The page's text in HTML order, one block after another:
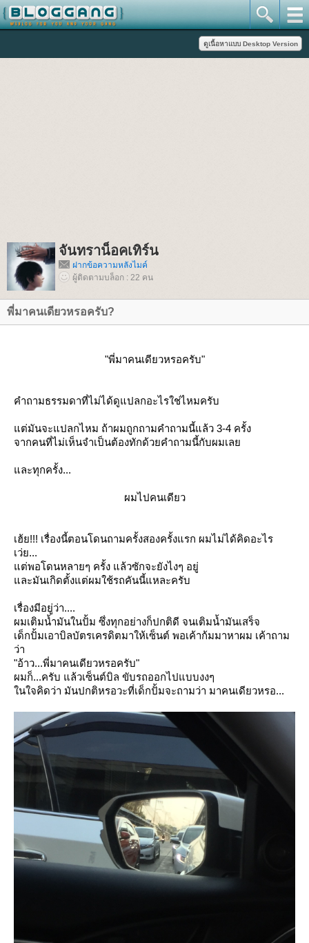
จันทราน็อคเทิร์น
ฝากข้อความหลังไมค์
ผู้ติดตามบล็อก : 22 คน
พี่มาคนเดียวหรอครับ?
"พี่มาคนเดียวหรอครับ"
คำถามธรรมดาที่ไม่ได้ดูแปลกอะไรใช่ไหมครับ
ต่มันจะแปลกไหม ถ้าผมถูกถามคำถามนี้แล้ว 3-4 ครั้ง
จากคนที่ไม่เห็นจำเป็นต้องทักด้วยคำถามนี้กับผมเล
ละทุกครั้ง...
ผมไปคนเดียว
เฮ้ย!!! เรื่องนี้ตอนโดนถามครั้งสองครั้งแรก ผมไม่ได้คิดอะไร
เว่ย...
ต่พอโดนหลายๆ ครั้ง แล้วซักจะยังไงๆ อยู่
ละมันเกิดตั้งแต่ผมใช้รถคันนี้แหละครับ
เรื่องมีอยู่ว่า....
ผมเติมน้ำมันในปั้ม ซึ่งทุกอย่างก็ปกติดี จนเติมน้ำมันเสร็จ
เด็กปั้มเอาบิลบัตรเครดิตมาให้เซ็นต์ พอเค้าก้มมาหาผม เค้าถาม
ว่า
"อ้าว...พี่มาคนเดียวหรอครับ"
ผมก็...ครับ แล้วเซ็นต์บิล ขับรถออกไปแบบงงๆ
นใจคิดว่า มันปกติหรอวะที่เด็กปั้มจะถามว่า มาคนเดียวหรอ...